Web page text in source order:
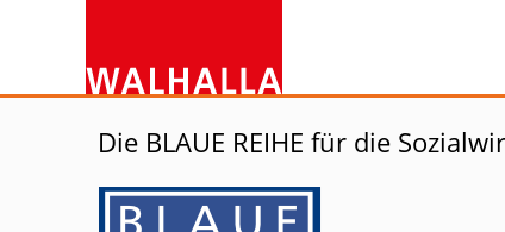
Die BLAUE REIHE für die